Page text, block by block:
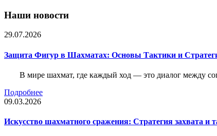
Наши новости
29.07.2026
Защита Фигур в Шахматах: Основы Тактики и
В мире шахмат, где каждый ход — это диалог между
Подробнее
09.03.2026
Искусство шахматного сражения: Стратегия захвата и